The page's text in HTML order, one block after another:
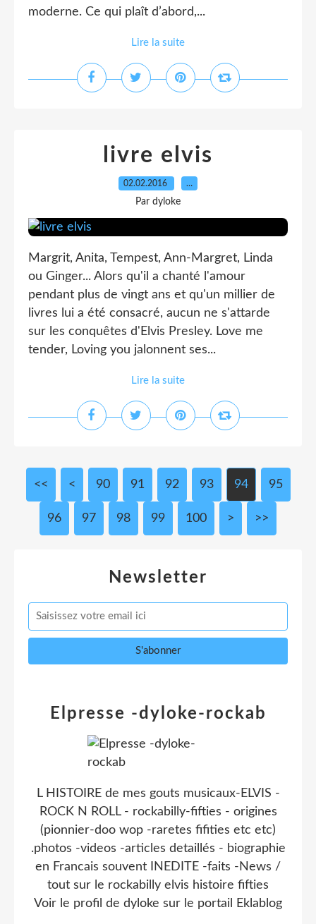
moderne. Ce qui plaît d’abord,...
Lire la suite
livre elvis
02.02.2016 …
Par dyloke
Margrit, Anita, Tempest, Ann-Margret, Linda
ou Ginger... Alors qu'il a chanté l'amour
pendant plus de vingt ans et qu'un millier de
livres lui a été consacré, aucun ne s'attarde
sur les conquêtes d'Elvis Presley. Love me
tender, Loving you jalonnent ses...
Lire la suite
<< < 10
20
30
40
50
60
70
80
90 91 92 93 94 95
96 97 98 99 100 > >>
Newsletter
Elpresse -dyloke-rockab
L HISTOIRE de mes gouts musicaux-ELVIS -
ROCK N ROLL - rockabilly-fifties - origines
(pionnier-doo wop -raretes fifities etc etc)
.photos -videos -articles detaillés - biographie
en Francais souvent INEDITE -faits -News /
tout sur le rockabilly elvis histoire fifties
Voir le profil de dyloke sur le portail Eklablog